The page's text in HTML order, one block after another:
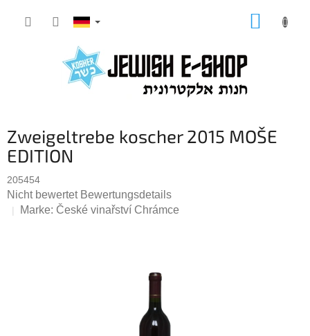
Inhalt
Zweigeltrebe koscher 2015 MOŠE
EDITION
205454
Die
durchschnittliche
Nicht bewertet Bewertungsdetails
Marke: České vinařství Chrámce